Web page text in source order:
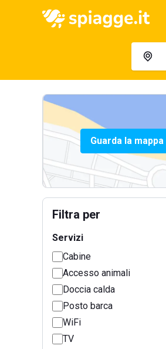
Guarda la mappa
Filtra per
Servizi
Cabine
Accesso animali
Doccia calda
Posto barca
WiFi
TV